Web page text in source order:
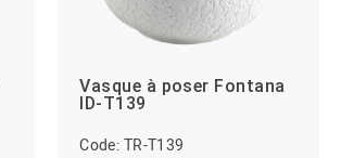
Vasque à poser Fontana
ID-T139
Code: TR-T139